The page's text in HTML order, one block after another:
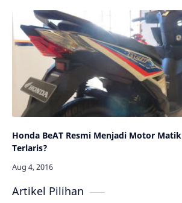
Honda BeAT Resmi Menjadi Motor Matik
Terlaris?
Artikel Pilihan